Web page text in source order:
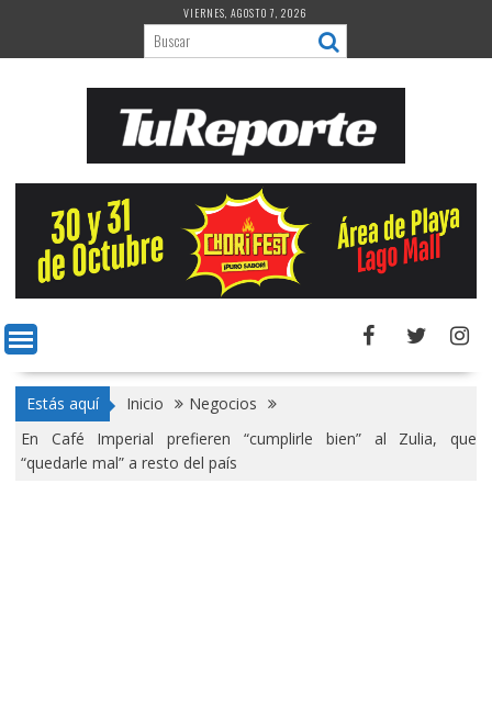
contenido
VIERNES, AGOSTO 7, 2026
Estás aquí Inicio
Negocios
En Café Imperial prefieren “cumplirle bien” al Zulia, que
“quedarle mal” a resto del país